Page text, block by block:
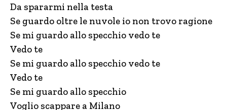
Da spararmi nella testa
Se guardo oltre le nuvole io non trovo ragione
Se mi guardo allo specchio vedo te
Vedo te
Se mi guardo allo specchio vedo te
Vedo te
Se mi guardo allo specchio
Voglio scappare a Milano